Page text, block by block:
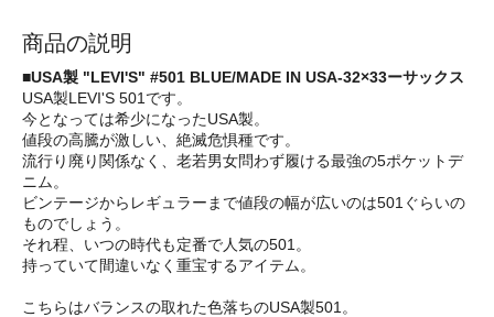
商品の説明
■USA製 "LEVI'S" #501 BLUE/MADE IN USA-32×33ーサックス
USA製LEVI'S 501です。
今となっては希少になったUSA製。
値段の高騰が激しい、絶滅危惧種です。
流行り廃り関係なく、老若男女問わず履ける最強の5ポケットデ
ニム。
ビンテージからレギュラーまで値段の幅が広いのは501ぐらいの
ものでしょう。
それ程、いつの時代も定番で人気の501。
持っていて間違いなく重宝するアイテム。
こちらはバランスの取れた色落ちのUSA製501。